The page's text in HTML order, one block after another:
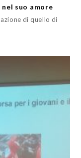
nel suo amore
di quello di